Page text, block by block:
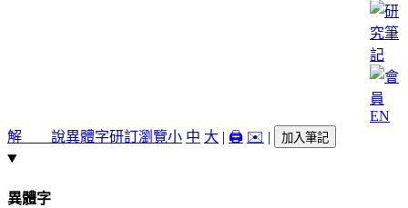
EN
解 說異體字研訂瀏覽小 中 大 | 🖨️ ✉️ | 加入筆記
異體字